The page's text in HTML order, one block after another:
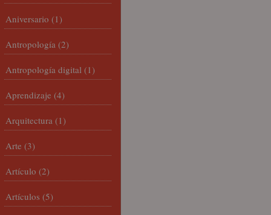
Aniversario (1)
Antropología (2)
Antropología digital (1)
Aprendizaje (4)
Arquitectura (1)
Arte (3)
Artículo (2)
Artículos (5)